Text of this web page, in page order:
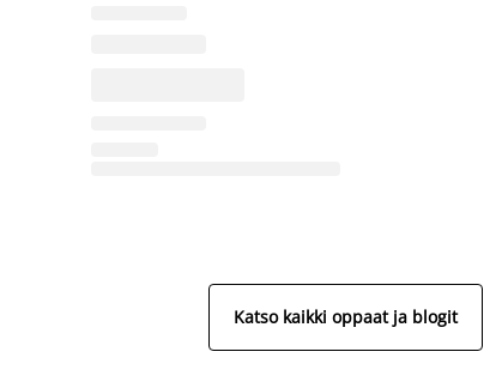
Katso kaikki oppaat ja blogit